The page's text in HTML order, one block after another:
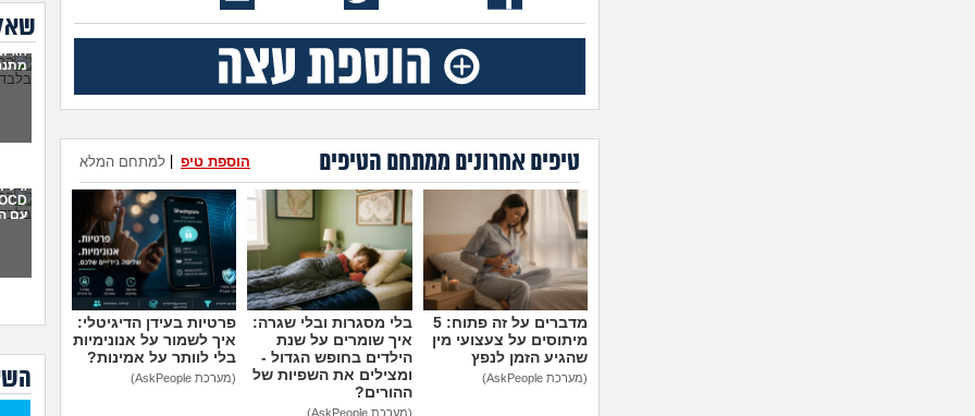
טיפים אחרונים ממתחם הטיפים למתחם המלא הוספת טיפ
מדברים על זה פתוח: 5
מיתוסים על צעצועי מין
שהגיע הזמן לנפץ
(מערכת AskPeople)
בלי מסגרות ובלי שגרה:
איך שומרים על שנת
הילדים בחופש הגדול -
ומצילים את השפיות של
ההורים?
(מערכת AskPeople)
פרטיות בעידן הדיגיטלי:
איך לשמור על אנונימיות
בלי לוותר על אמינות?
(מערכת AskPeople)
מה
עם